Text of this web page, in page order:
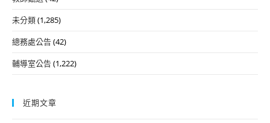
未分類(1,285)
總務處公告(42)
輔導室公告(1,222)
近期文章